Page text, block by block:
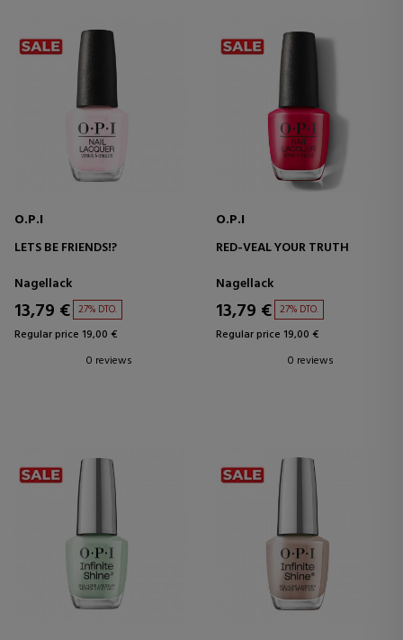
O.P.I
LETS BE FRIENDS!?
Nagellack
13,79 € 27% DTO.
Regular price 19,00 €
0 reviews
O.P.I
RED-VEAL YOUR TRUTH
Nagellack
13,79 € 27% DTO.
Regular price 19,00 €
0 reviews